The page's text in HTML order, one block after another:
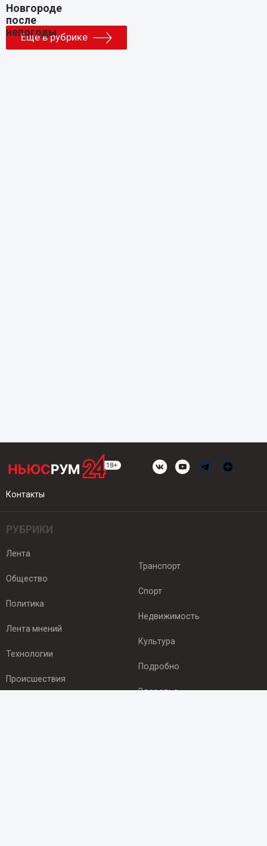
Еще в рубрике
Контакты
РУБРИКИ
Лента
Общество
Политика
Лента мнений
Технологии
Происшествия
Транспорт
Спорт
Недвижимость
Культура
Подробно
Здоровье